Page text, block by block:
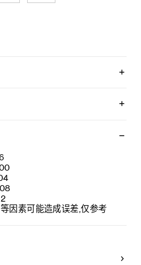
角扣
字样的牛角扣
因素可能造成误差,仅参考